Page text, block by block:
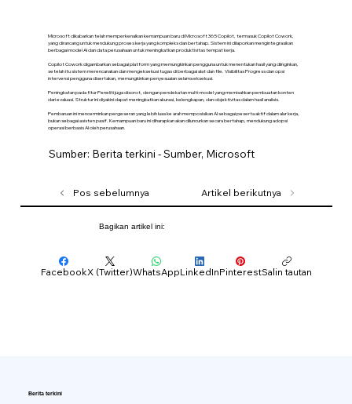
Microsoft dikabarkan telah memperkenalkan kemampuan baru di Microsoft 365 Copilot, termasuk Copilot Cowork,
yang dirancang untuk mendukung proses kerja yang kompleks dan bertahap. Sistem ini dilaporkan mengintegrasikan
berbagai model AI dan data perusahaan untuk meningkatkan produktivitas tempat kerja.
Copilot Cowork digambarkan sebagai platform yang memungkinkan pengguna untuk menentukan hasil yang diinginkan,
setelah itu sistem merencanakan dan mengeksekusi tugas di berbagai alat dan file. Visibilitas Progress dan opsi
intervensi pengguna disertakan, memungkinkan penyesuaian selama eksekusi.
Peningkatan pada fitur Peneliti juga disorot, dengan pendekatan multi-model yang memisahkan pembuatan konten
dari evaluasi. Struktur ini diyakini dapat meningkatkan akurasi, kelengkapan, dan objektivitas dalam hasil analisis.
Pembaruan ini mencerminkan pergeseran yang lebih luas ke arah memposisikan AI sebagai peserta aktif dalam alur kerja,
bukan sebagai asisten pasif. Kemampuan baru ini diharapkan akan diluncurkan secara bertahap, mendukung adopsi
operasi berbasis AI oleh perusahaan.
Sumber: Berita terkini - Sumber, Microsoft
Pos sebelumnya Artikel berikutnya
Bagikan artikel ini:
FacebookX (Twitter)WhatsAppLinkedInPinterestSalin tautan
Berita terkini